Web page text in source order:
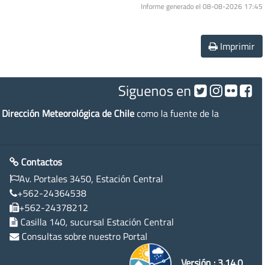
Informe generado el 08-08-2026 17:45
Imprimir
Siguenos en
Dirección Meteorológica de Chilecomo la fuente de la
Contactos
Av. Portales 3450, Estación Central
+562-24364538
+562-24378212
Casilla 140, sucursal Estación Central
Consultas sobre nuestro Portal